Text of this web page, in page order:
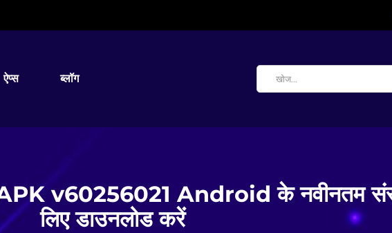
ऐप्स ब्लॉग
v60256021 Android के नवीनतम
लिए डाउनलोड करें